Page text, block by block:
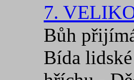
7.
Bůh
Bída